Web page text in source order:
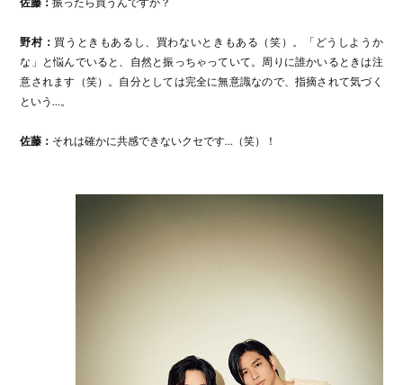
野村： 買うときもあるし、買わないときもある（笑）。「どうしようか
な」と悩んでいると、自然と振っちゃっていて。周りに誰かいるときは注
意されます（笑）。自分としては完全に無意識なので、指摘されて気づく
という…。
佐藤： それは確かに共感できないクセです…（笑）！